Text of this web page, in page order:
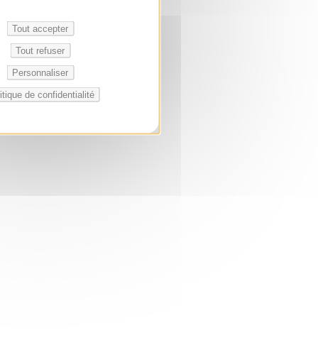
Tout accepter
Tout refuser
Personnaliser
de confidentialité